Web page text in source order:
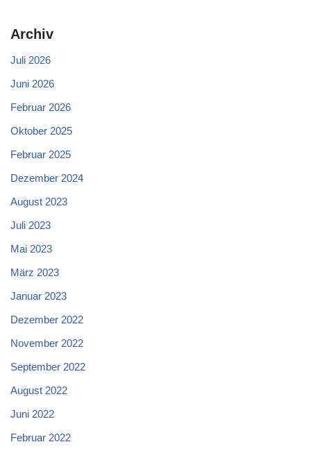
Archiv
Juli 2026
Juni 2026
Februar 2026
Oktober 2025
Februar 2025
Dezember 2024
August 2023
Juli 2023
Mai 2023
März 2023
Januar 2023
Dezember 2022
November 2022
September 2022
August 2022
Juni 2022
Februar 2022